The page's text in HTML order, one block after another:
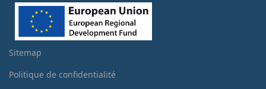
Sitemap
Politique de confidentialité